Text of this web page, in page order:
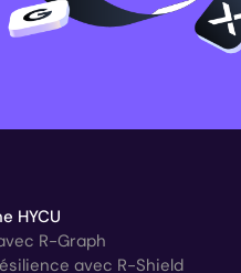
HYCU
R-Graph
avec R-Shield